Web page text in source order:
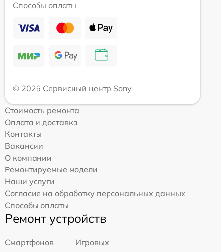
Способы оплаты
© 2026 Сервисный центр Sony
Стоимость ремонта
Оплата и доставка
Контакты
Вакансии
О компании
Ремонтируемые модели
Наши услуги
Согласие на обработку персональных данных
Способы оплаты
Ремонт устройств
Смартфонов
Игровых